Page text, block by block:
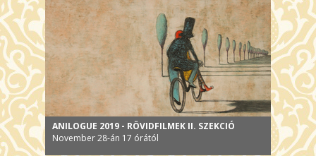
ANILOGUE 2019 - RÖVIDFILMEK II. SZEKCIÓ
November 28-án 17 órától